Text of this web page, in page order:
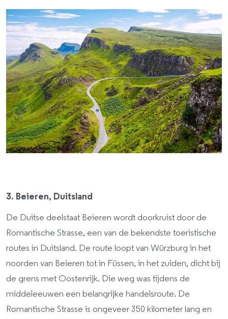
3. Beieren, Duitsland
De Duitse deelstaat Beieren wordt doorkruist door de
Romantische Strasse, een van de bekendste toeristische
routes in Duitsland. De route loopt van Würzburg in het
noorden van Beieren tot in Füssen, in het zuiden, dicht bij
de grens met Oostenrijk. Die weg was tijdens de
middeleeuwen een belangrijke handelsroute. De
Romantische Strasse is ongeveer 350 kilometer lang en